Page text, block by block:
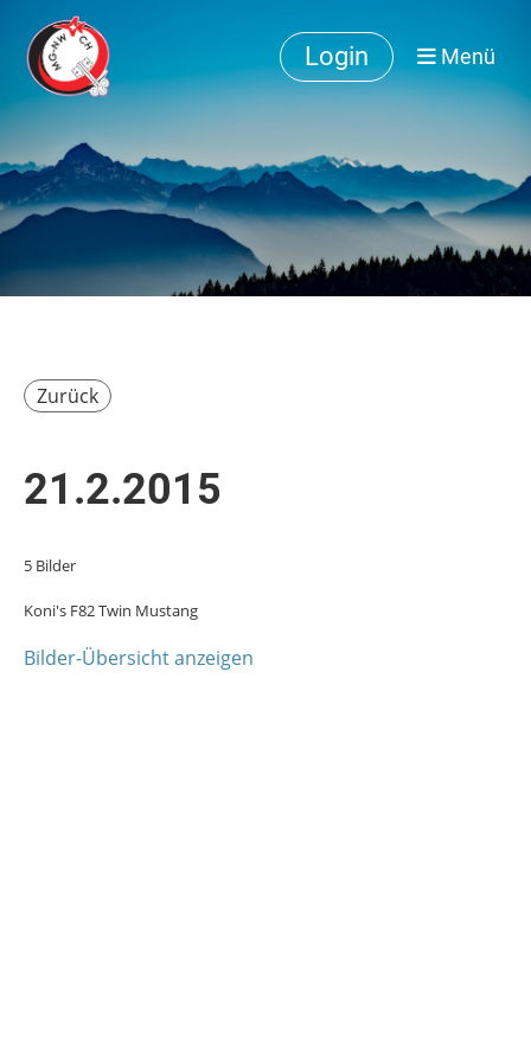
Login Menü
Zurück
21.2.2015
5 Bilder
Koni's F82 Twin Mustang
Bilder-Übersicht anzeigen